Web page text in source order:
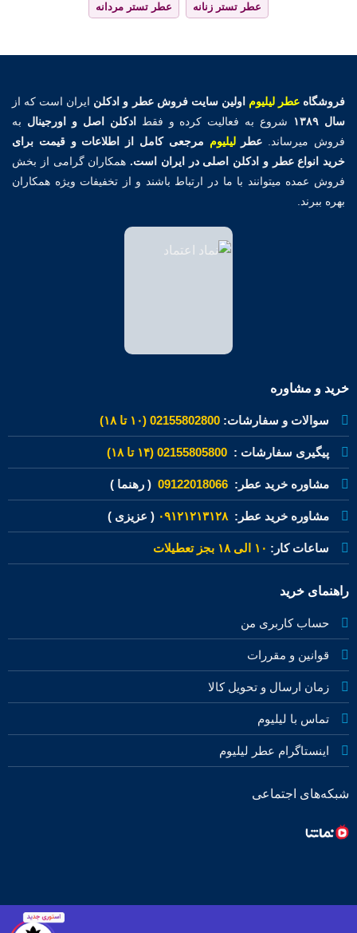
عطر تستر زنانه عطر تستر مردانه
فروشگاهعطر لیلیوم اولین سایت فروش عطر و ادکلن ایران است که از
سال ۱۳۸۹
شروع به فعالیت کرده و فقط ادکلن اصل و اورجینال به
فروش میرساند. عطرلیلیوم مرجعی کامل از اطلاعات و قیمت برای
خرید انواع عطر و ادکلن اصلی در ایران است. همکاران گرامی از بخش
فروش عمده میتوانند با ما در ارتباط باشند و از تخفیفات ویژه همکاران
بهره ببرند.
خرید و مشاوره
سوالات و سفارشات: 02155802800 (۱۰ تا ۱۸)
پیگیری سفارشات : 02155805800 (۱۴ تا ۱۸)
مشاوره خرید عطر: 09122018066 ( رهنما )
مشاوره خرید عطر:۰۹۱۲۱۲۱۳۱۲۸ ( عزیزی )
ساعات کار: ۱۰ الی ۱۸ بجز تعطیلات
راهنمای خرید
حساب کاربری من
قوانین و مقررات
زمان ارسال و تحویل کالا
تماس با لیلیوم
اینستاگرام عطر لیلیوم
شبکه‌های اجتماعی